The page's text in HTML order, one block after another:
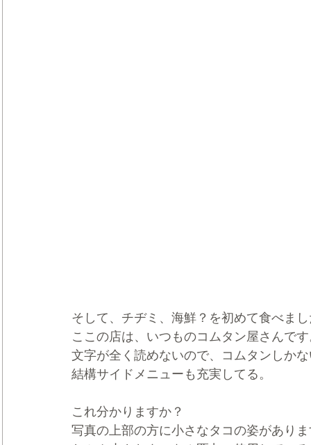
そして、チヂミ、海鮮？を初めて食べま
ここの店は、いつものコムタン屋さんで
文字が全く読めないので、コムタンしか
結構サイドメニューも充実してる。
これ分かりますか？
写真の上部の方に小さなタコの姿があり